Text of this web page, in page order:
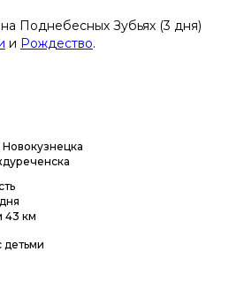
Поднебесных Зубьях (3 дня)
и Рождество.
Новокузнецка
43 км